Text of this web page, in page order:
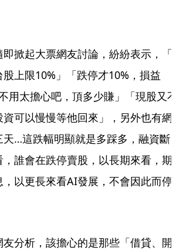
掀起大票網友討論，紛紛表示，「
上限10%」「跌停才10%，損益
用太擔心吧，頂多少賺」「現股又
可以慢慢等他回來」，另外也有網
天…這跌幅明顯就是多踩多，融資斷
誰會在跌停賣股，以長期來看，期
以更長來看AI發展，不會因此而停
友分析，該擔心的是那些「借貸、開